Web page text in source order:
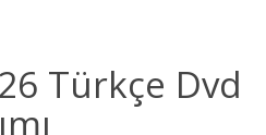
Türkçe Dvd